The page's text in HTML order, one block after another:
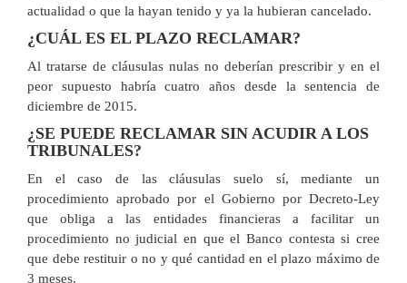
actualidad o que la hayan tenido y ya la hubieran cancelado.
¿CUÁL ES EL PLAZO RECLAMAR?
Al tratarse de cláusulas nulas no deberían prescribir y en el
peor supuesto habría cuatro años desde la sentencia de
diciembre de 2015.
¿SE PUEDE RECLAMAR SIN ACUDIR A LOS
TRIBUNALES?
En el caso de las cláusulas suelo sí, mediante un
procedimiento aprobado por el Gobierno por Decreto-Ley
que obliga a las entidades financieras a facilitar un
procedimiento no judicial en que el Banco contesta si cree
que debe restituir o no y qué cantidad en el plazo máximo de
3 meses.